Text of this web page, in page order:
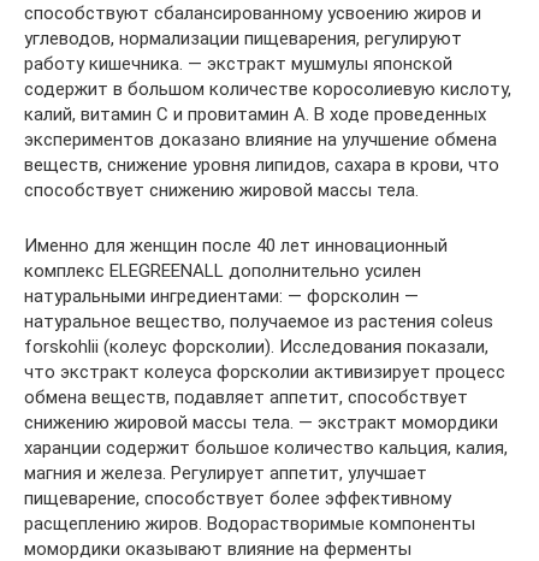
способствуют сбалансированному усвоению жиров и
углеводов, нормализации пищеварения, регулируют
работу кишечника. — экстракт мушмулы японской
содержит в большом количестве коросолиевую кислоту,
калий, витамин С и провитамин А. В ходе проведенных
экспериментов доказано влияние на улучшение обмена
веществ, снижение уровня липидов, сахара в крови, что
способствует снижению жировой массы тела.
Именно для женщин после 40 лет инновационный
комплекс ELEGREENALL дополнительно усилен
натуральными ингредиентами: — форсколин —
натуральное вещество, получаемое из растения сoleus
forskohlii (колеус форсколии). Исследования показали,
что экстракт колеуса форсколии активизирует процесс
обмена веществ, подавляет аппетит, способствует
снижению жировой массы тела. — экстракт момордики
харанции содержит большое количество кальция, калия,
магния и железа. Регулирует аппетит, улучшает
пищеварение, способствует более эффективному
расщеплению жиров. Водорастворимые компоненты
момордики оказывают влияние на ферменты